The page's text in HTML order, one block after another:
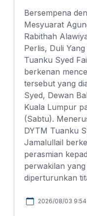
Bersempena
Mesyuarat
Rabithah
Perlis, Duli
Tuanku Syed
berkenan
tersebut yang
Syed, Dewan
Kuala Lumpur
(Sabtu).
DYTM Tuanku
Jamalullail
perasmian
perwakilan
diperturunkan
2026/08/03 9:54